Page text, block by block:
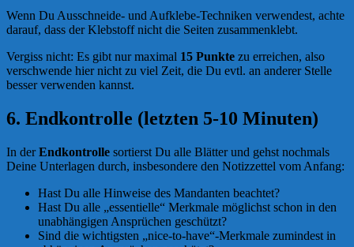
Wenn Du Ausschneide- und Aufklebe-Techniken verwendest, achte
darauf, dass der Klebstoff nicht die Seiten zusammenklebt.
Vergiss nicht: Es gibt nur maximal 15 Punkte zu erreichen, also
verschwende hier nicht zu viel Zeit, die Du evtl. an anderer Stelle
besser verwenden kannst.
6. Endkontrolle (letzten 5-10 Minuten)
In derEndkontrolle sortierst Du alle Blätter und gehst nochmals
Deine Unterlagen durch, insbesondere den Notizzettel vom Anfang:
Hast Du alle Hinweise des Mandanten beachtet?
Hast Du alle „essentielle“ Merkmale möglichst schon in den
unabhängigen Ansprüchen geschützt?
Sind die wichtigsten „nice-to-have“-Merkmale zumindest in